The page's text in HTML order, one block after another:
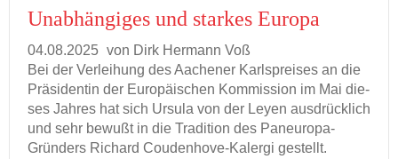
Un­ab­hän­gi­ges und star­kes Eu­ro­pa
04.08.2025 von Dirk Her­mann Voß
Bei der Ver­lei­hung des Aa­che­ner Karls­prei­ses an die
Prä­si­den­tin der Eu­ro­päi­schen Kom­mis­si­on im Mai die­
ses Jah­res hat sich Ur­su­la von der Leyen aus­drück­lich
und sehr be­wußt in die Tra­di­ti­on des Paneuropa-​
Gründers Ri­chard Coudenhove-​Kalergi ge­stellt.